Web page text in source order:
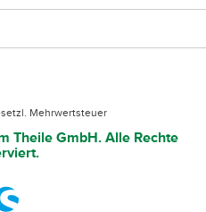
Mehrwertsteuer
Theile GmbH. Alle Rechte